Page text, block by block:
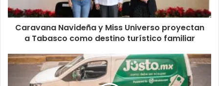
Caravana Navideña y Miss Universo proyectan
a Tabasco como destino turístico familiar